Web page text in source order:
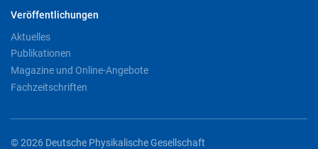
Veröffentlichungen
Aktuelles
Publikationen
Magazine und Online-Angebote
Fachzeitschriften
© 2026 Deutsche Physikalische Gesellschaft